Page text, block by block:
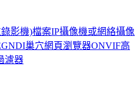
影機)檔案IP攝像機或網絡攝像
NDI巢穴網頁瀏覽器ONVIF高
濾器